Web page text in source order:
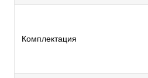
Комплектация